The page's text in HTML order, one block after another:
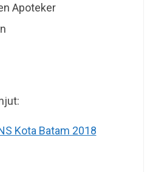
Apoteker
Kota Batam 2018